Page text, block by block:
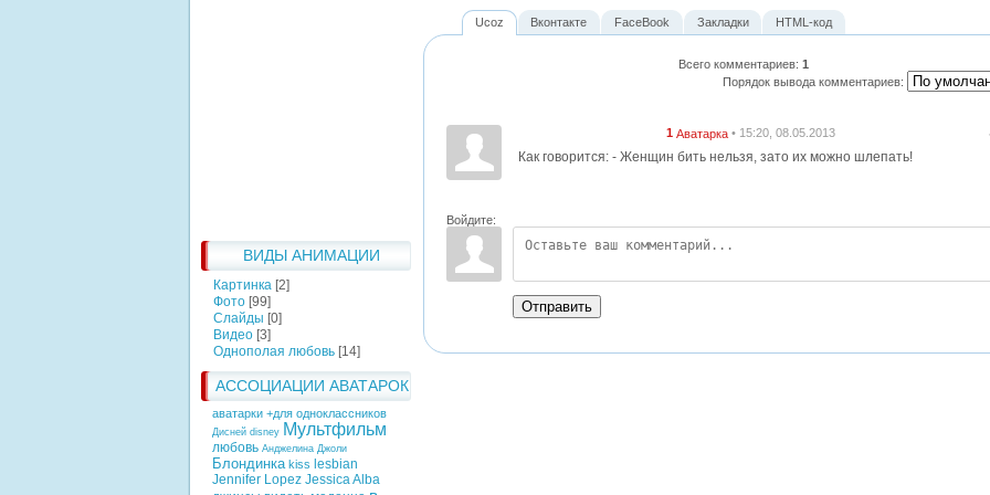
ВИДЫ АНИМАЦИИ
Картинка [2]
Фото [99]
Слайды [0]
Видео [3]
Однополая любовь [14]
АССОЦИАЦИИ АВАТАРОК
аватарки +для одноклассников
Дисней disney Мультфильм
любовь Анджелина Джоли
Блондинка kiss lesbian
Jennifer Lopez Jessica Alba
Ucoz
Всего комментариев: 1
Порядок вывода комментариев:
1 Аватарка • 15:20, 08.05.2013
Как говорится: - Женщин бить нельзя, зато их можно шлепать!
Войдите:
Отправить
Вконтакте FaceBook Закладки HTML-код